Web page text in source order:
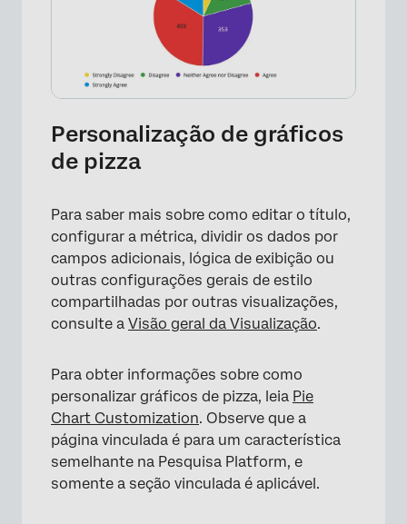
Personalização de gráficos
de pizza
Para saber mais sobre como editar o título,
configurar a métrica, dividir os dados por
campos adicionais, lógica de exibição ou
outras configurações gerais de estilo
compartilhadas por outras visualizações,
consulte a Visão geral da Visualização.
Para obter informações sobre como
personalizar gráficos de pizza, leia Pie
Chart Customization. Observe que a
página vinculada é para um característica
semelhante na Pesquisa Platform, e
somente a seção vinculada é aplicável.